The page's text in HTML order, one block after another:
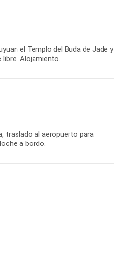
el Templo del Buda de Jade y
traslado al aeropuerto para